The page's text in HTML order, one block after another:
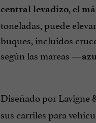
central levadizo, el
toneladas, puede
buques, incluidos
según las mareas
Diseñado por Lavigne
sus carriles para